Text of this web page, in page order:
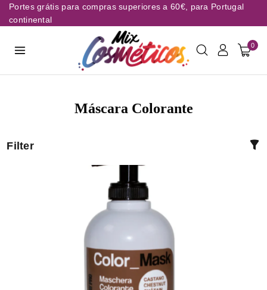
Portes grátis para compras superiores a 60€, para Portugal
continental
0
Máscara Colorante
Filter